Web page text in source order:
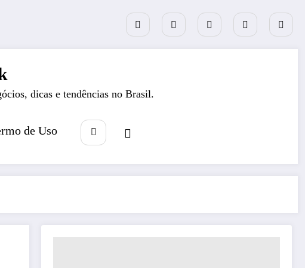
dicas e tendências no Brasil.
de Uso